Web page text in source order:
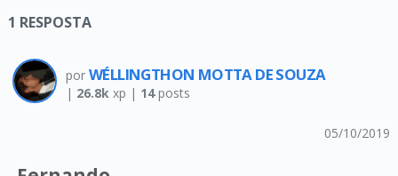
1 RESPOSTA
por WÉLLINGTHON MOTTA DE SOUZA
| 26.8kxp | 14posts
05/10/2019